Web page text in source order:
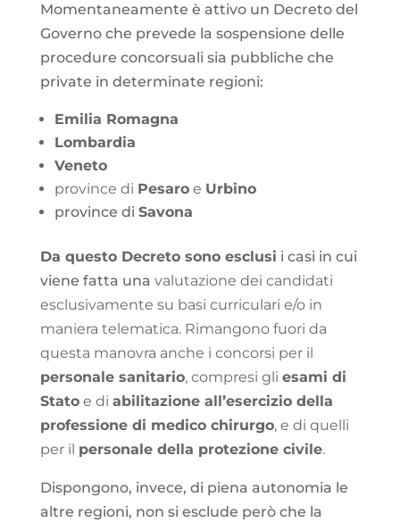
Momentaneamente è attivo un Decreto del
Governo che prevede la sospensione delle
procedure concorsuali sia pubbliche che
private in determinate regioni:
Emilia Romagna
Lombardia
Veneto
province di Pesaroe Urbino
province di Savona
Da questo Decreto sono esclusi i casi in cui
viene fatta una valutazione dei candidati
esclusivamente su basi curriculari e/o in
maniera telematica. Rimangono fuori da
questa manovra anche i concorsi per il
personale sanitario, compresi gli esami di
Statoe di abilitazione all’esercizio della
professione di medico chirurgo, e di quelli
per il personale della protezione civile.
Dispongono, invece, di piena autonomia le
altre regioni, non si esclude però che la